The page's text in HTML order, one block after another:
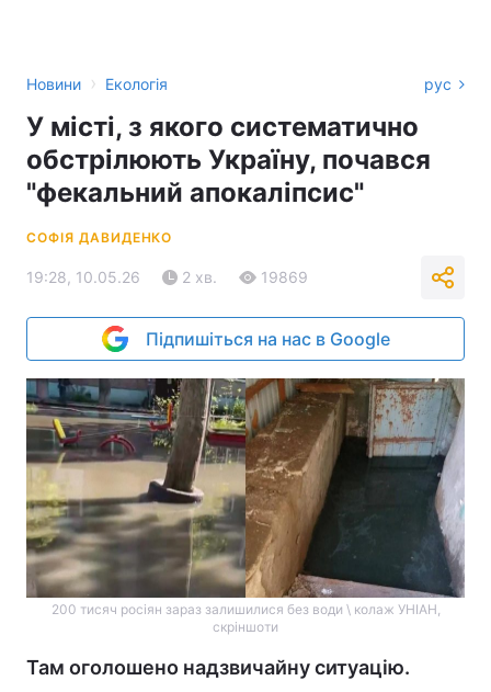
Новини › Екологія рус
У місті, з якого систематично
обстрілюють Україну, почався
"фекальний апокаліпсис"
СОФІЯ ДАВИДЕНКО
19:28, 10.05.26 2 хв. 19869
Підпишіться на нас в Google
200 тисяч росіян зараз залишилися без води \ колаж УНІАН,
скріншоти
Там оголошено надзвичайну ситуацію.